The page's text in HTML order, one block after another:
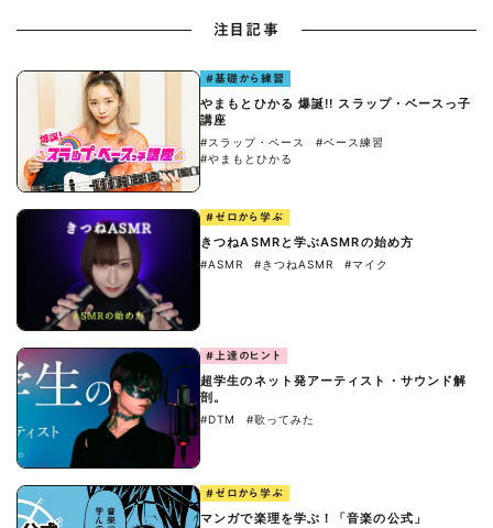
注目記事
#基礎から練習
やまもとひかる 爆誕!! スラップ・ベースっ子
講座
#スラップ・ベース
#ベース練習
#やまもとひかる
#ゼロから学ぶ
きつねASMRと学ぶASMRの始め方
#ASMR #きつねASMR #マイク
#上達のヒント
超学生のネット発アーティスト・サウンド解
剖。
#DTM #歌ってみた
#ゼロから学ぶ
マンガで楽理を学ぶ！「音楽の公式」